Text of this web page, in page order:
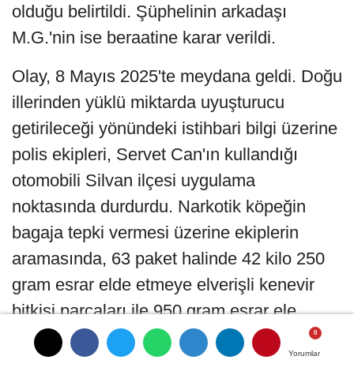
Yorumlar
Yorumlar
olduğu belirtildi. Şüphelinin arkadaşı
M.G.'nin ise beraatine karar verildi.
Olay, 8 Mayıs 2025'te meydana geldi. Doğu
illerinden yüklü miktarda uyuşturucu
getirileceği yönündeki istihbari bilgi üzerine
polis ekipleri, Servet Can'ın kullandığı
otomobili Silvan ilçesi uygulama
noktasında durdurdu. Narkotik köpeğin
bagaja tepki vermesi üzerine ekiplerin
aramasında, 63 paket halinde 42 kilo 250
gram esrar elde etmeye elverişli kenevir
bitkisi parçaları ile 950 gram esrar ele
geçirildi. Otomobilde ayrıca farklı araçlara
ait plaka ve plaka tahsis belgeleri de